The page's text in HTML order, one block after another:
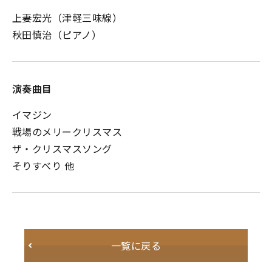
上妻宏光（津軽三味線）
秋田慎治（ピアノ）
演奏曲目
イマジン
戦場のメリークリスマス
ザ・クリスマスソング
そりすべり 他
一覧に戻る